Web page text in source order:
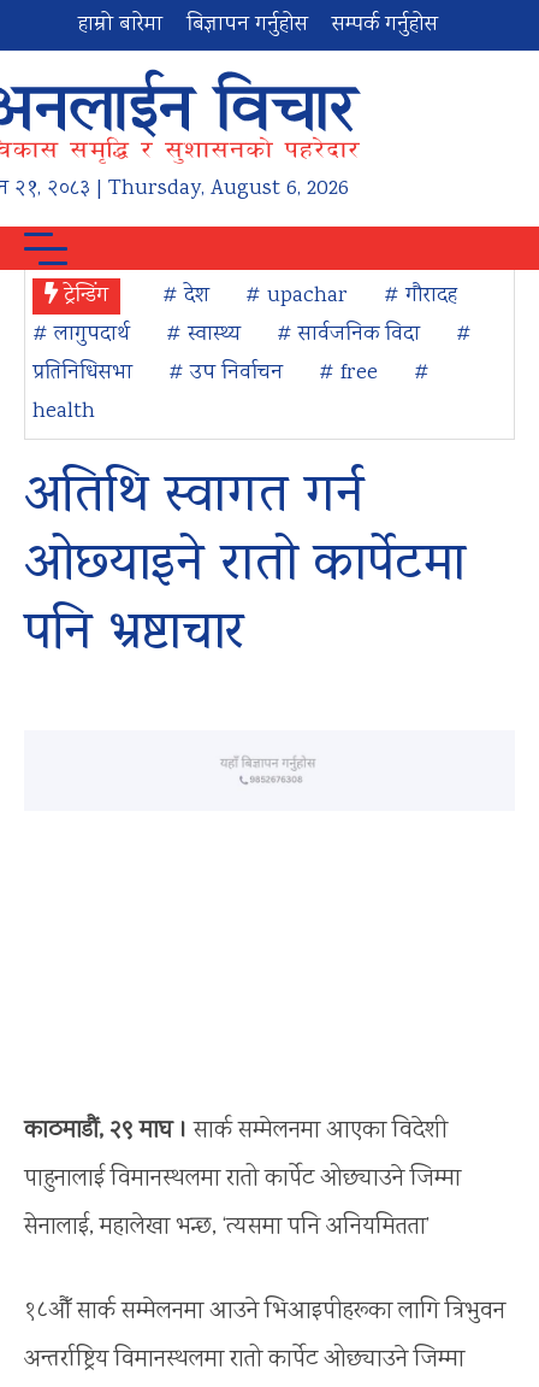
हाम्रो बारेमा बिज्ञापन गर्नुहोस सम्पर्क गर्नुहोस
२१, २०८३ | Thursday, August 6, 2026
ट्रेन्डिंग # देश # upachar
# गौरादह
# लागुपदार्थ
# स्वास्थ्य # सार्वजनिक विदा
#
प्रतिनिधिसभा
# उप निर्वाचन # free
#
health
अतिथि स्वागत गर्न
ओछ्याइने रातो कार्पेटमा
पनि भ्रष्टाचार
काठमाडाैं, २९ माघ । सार्क सम्मेलनमा आएका विदेशी
पाहुनालाई विमानस्थलमा रातो कार्पेट ओछ्याउने जिम्मा
सेनालाई, महालेखा भन्छ, ‘त्यसमा पनि अनियमितता’
१८औँ सार्क सम्मेलनमा आउने भिआइपीहरूका लागि त्रिभुवन
अन्तर्राष्ट्रिय विमानस्थलमा रातो कार्पेट ओछ्याउने जिम्मा